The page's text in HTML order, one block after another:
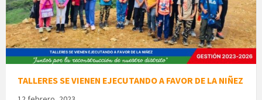
TALLERES SE VIENEN EJECUTANDO A FAVOR DE LA NIÑEZ